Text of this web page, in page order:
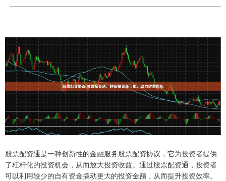
股票配资通是一种创新性的金融服务股票配资协议，它为投资者提供
了杠杆化的投资机会，从而放大投资收益。通过股票配资通，投资者
可以利用较少的自有资金撬动更大的投资金额，从而提升投资效率。